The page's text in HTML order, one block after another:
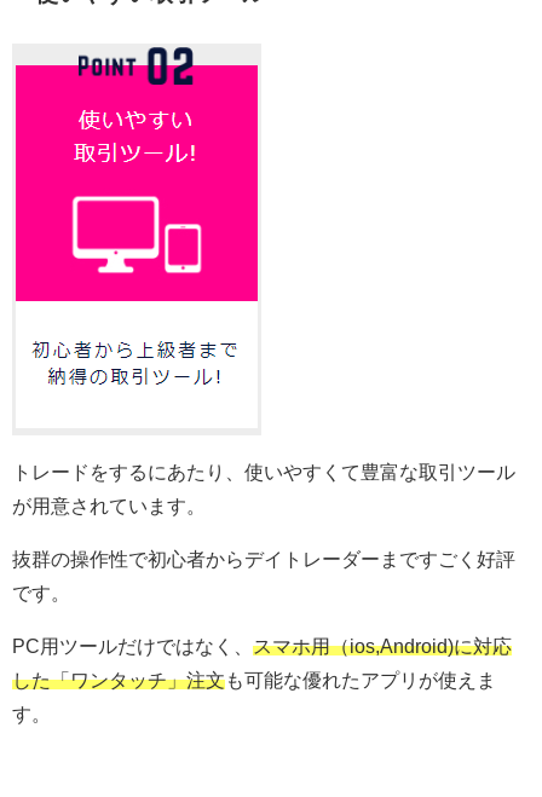
トレードをするにあたり、使いやすくて豊富な取引ツール
が用意されています。
抜群の操作性で初心者からデイトレーダーまですごく好評
です。
PC用ツールだけではなく、 スマホ用（ios,Android)に対応
した「ワンタッチ」注文も可能な優れたアプリが使えま
す。